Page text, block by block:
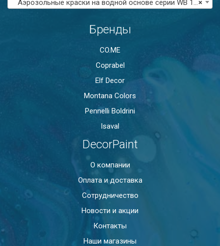
×
Аэрозольные краски на водной основе серии WB 100
Бренды
CO.ME
Coprabel
Elf Decor
Montana Colors
Pennelli Boldrini
Isaval
DecorPaint
О компании
Оплата и доставка
Сотрудничество
Новости и акции
Контакты
Наши магазины